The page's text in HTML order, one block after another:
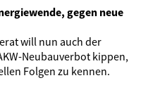
gegen neue
will nun auch der
Neubauverbot kippen,
Folgen zu kennen.